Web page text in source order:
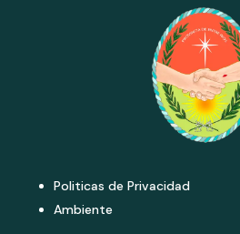
Politicas de Privacidad
Ambiente